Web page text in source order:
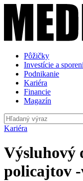
Pôžičky
Investície a
Podnikanie
Kariéra
Financie
Magazín
Kariéra
Výsluhový
policajtov